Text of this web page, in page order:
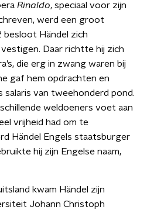
Rinaldo, speciaal voor zijn
werd een groot
besloot Händel zich
Daar richtte hij zich
die erg in zwang waren bij
gaf hem opdrachten en
salaris van tweehonderd pond.
weldoeners voet aan
vrijheid had om te
Händel Engels staatsburger
hij zijn Engelse naam,
kwam Händel zijn
Johann Christoph